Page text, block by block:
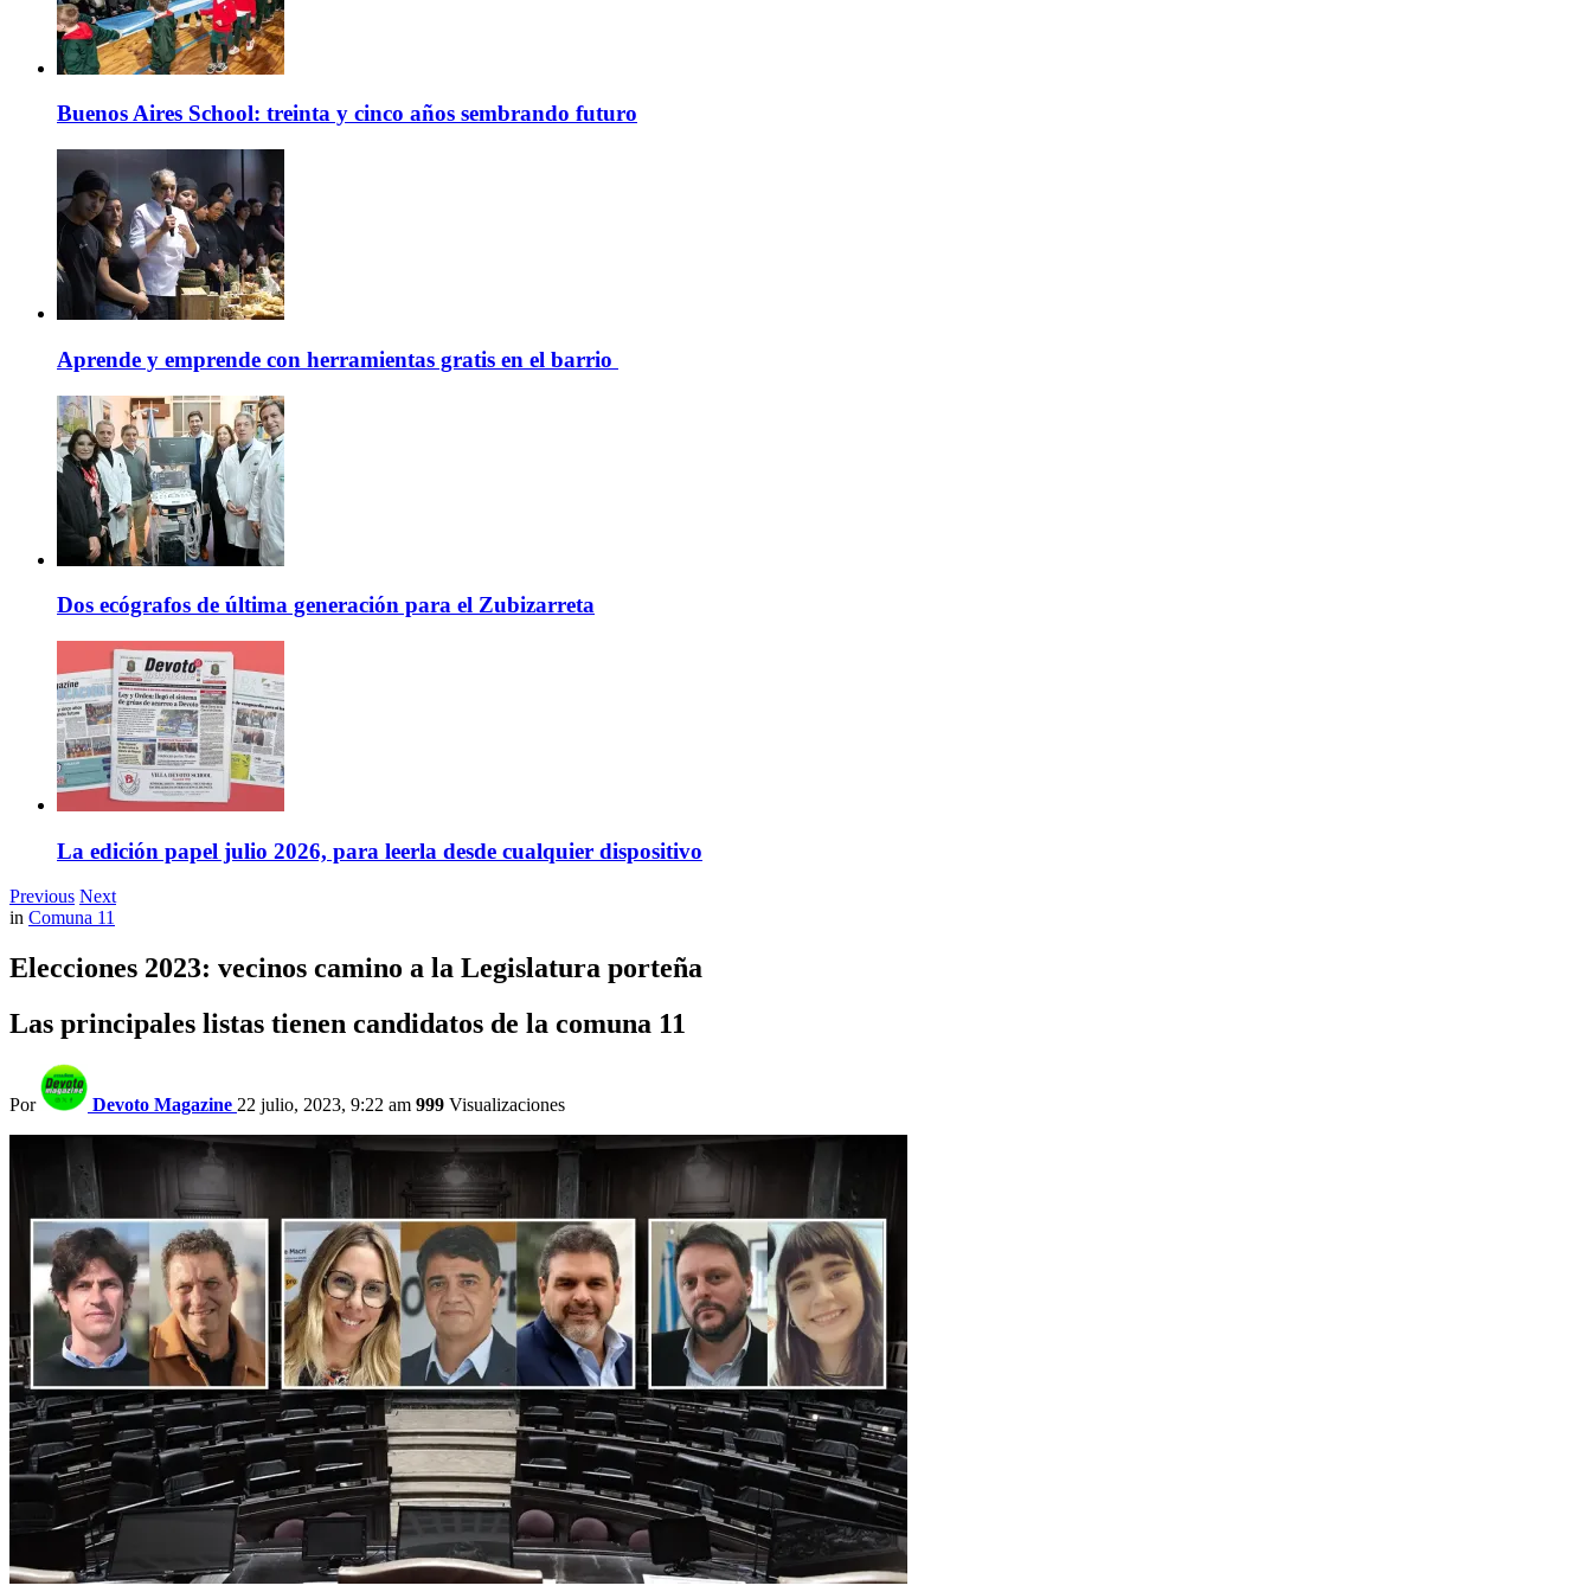
Buenos Aires School: treinta y cinco años sembrando futuro
Aprende y emprende con herramientas gratis en el barrio
Dos ecógrafos de última generación para el Zubizarreta
La edición papel julio 2026, para leerla desde cualquier dispositivo
Previous Next
in Comuna 11
Elecciones 2023: vecinos camino a la Legislatura porteña
Las principales listas tienen candidatos de la comuna 11
Por Devoto Magazine 22 julio, 2023, 9:22 am 999 Visualizaciones